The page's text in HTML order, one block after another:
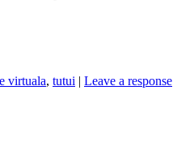
virtuala, tutui | Leave a response